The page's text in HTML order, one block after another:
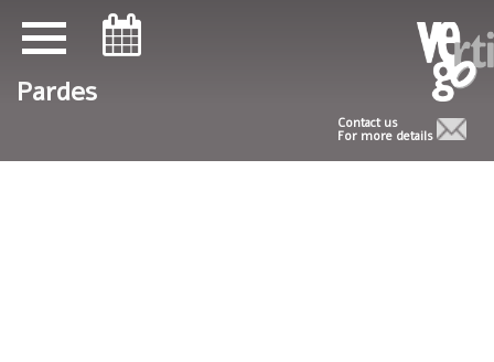
Pardes
Contact us
For more details
ניווט במקלדת